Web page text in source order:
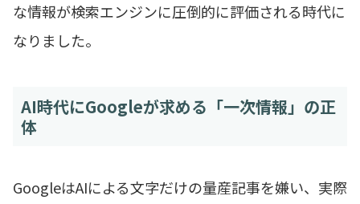
な情報が検索エンジンに圧倒的に評価される時代に
なりました。
AI時代にGoogleが求める「一次情報」の正
体
GoogleはAIによる文字だけの量産記事を嫌い、実際